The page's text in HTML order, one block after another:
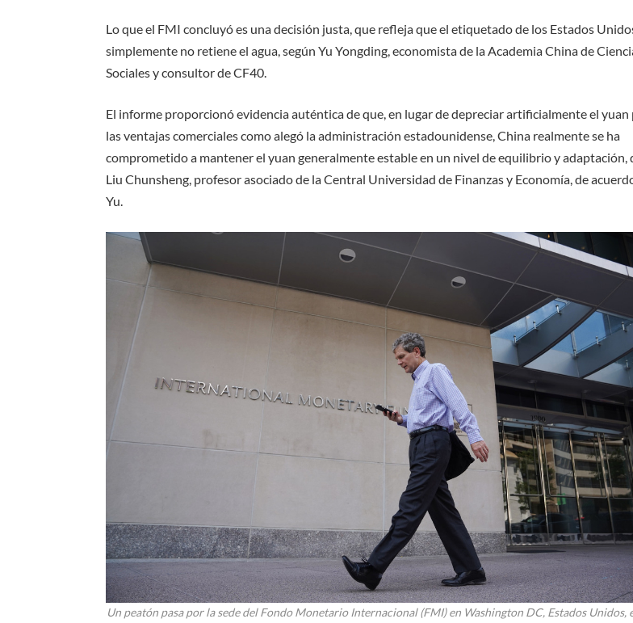
Lo que el FMI concluyó es una decisión justa, que refleja que el etiquetado de los Estados
simplemente no retiene el agua, según Yu Yongding, economista de la Academia China de
Sociales y consultor de CF40.
El informe proporcionó evidencia auténtica de que, en lugar de depreciar artificialmente el yuan
las ventajas comerciales como alegó la administración estadounidense, China realmente se ha
comprometido a mantener el yuan generalmente estable en un nivel de equilibrio y adaptación,
Liu Chunsheng, profesor asociado de la Central Universidad de Finanzas y Economía, de
Yu.
Un peatón pasa por la sede del Fondo Monetario Internacional (FMI) en Washington DC, Estados Unidos,